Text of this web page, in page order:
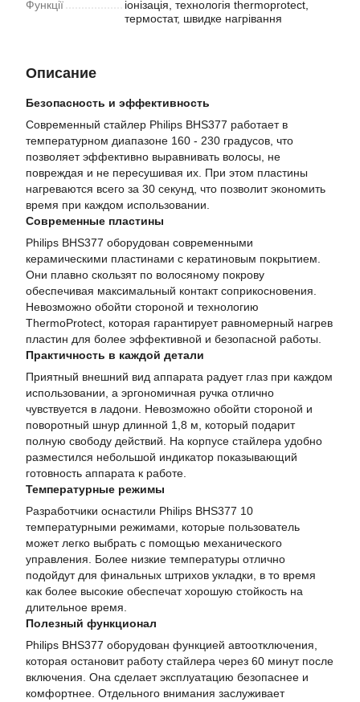
Функції
іонізація, технологія thermoprotect,
термостат, швидке нагрівання
Описание
Безопасность и эффективность
Современный стайлер Philips BHS377 работает в
температурном диапазоне 160 - 230 градусов, что
позволяет эффективно выравнивать волосы, не
повреждая и не пересушивая их. При этом пластины
нагреваются всего за 30 секунд, что позволит экономить
время при каждом использовании.
Современные пластины
Philips BHS377 оборудован современными
керамическими пластинами с кератиновым покрытием.
Они плавно скользят по волосяному покрову
обеспечивая максимальный контакт соприкосновения.
Невозможно обойти стороной и технологию
ThermoProtect, которая гарантирует равномерный нагрев
пластин для более эффективной и безопасной работы.
Практичность в каждой детали
Приятный внешний вид аппарата радует глаз при каждом
использовании, а эргономичная ручка отлично
чувствуется в ладони. Невозможно обойти стороной и
поворотный шнур длинной 1,8 м, который подарит
полную свободу действий. На корпусе стайлера удобно
разместился небольшой индикатор показывающий
готовность аппарата к работе.
Температурные режимы
Разработчики оснастили Philips BHS377 10
температурными режимами, которые пользователь
может легко выбрать с помощью механического
управления. Более низкие температуры отлично
подойдут для финальных штрихов укладки, в то время
как более высокие обеспечат хорошую стойкость на
длительное время.
Полезный функционал
Philips BHS377 оборудован функцией автоотключения,
которая остановит работу стайлера через 60 минут после
включения. Она сделает эксплуатацию безопаснее и
комфортнее. Отдельного внимания заслуживает